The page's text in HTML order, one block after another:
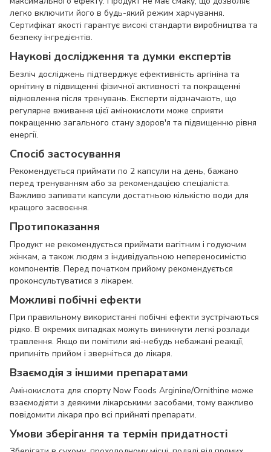
легко включити його в будь-який режим харчування.
Сертифікат якості гарантує високі стандарти виробництва та
безпеку інгредієнтів.
Наукові дослідження та думки експертів
Безліч досліджень підтверджує ефективність аргініна та
орнітину в підвищенні фізичної активності та покращенні
відновлення після тренувань. Експерти відзначають, що
регулярне вживання цієї амінокислоти може сприяти
покращенню загального стану здоров'я та підвищенню рівня
енергії.
Спосіб застосування
Рекомендується приймати по 2 капсули на день, бажано
перед тренуванням або за рекомендацією спеціаліста.
Важливо запивати капсули достатньою кількістю води для
кращого засвоєння.
Протипоказання
Продукт не рекомендується приймати вагітним і годуючим
жінкам, а також людям з індивідуальною непереносимістю
компонентів. Перед початком прийому рекомендується
проконсультуватися з лікарем.
Можливі побічні ефекти
При правильному використанні побічні ефекти зустрічаються
рідко. В окремих випадках можуть виникнути легкі розлади
травлення. Якщо ви помітили які-небудь небажані реакції,
припиніть прийом і зверніться до лікаря.
Взаємодія з іншими препаратами
Амінокислота для спорту Now Foods Arginine/Ornithine може
взаємодіяти з деякими лікарськими засобами, тому важливо
повідомити лікаря про всі прийняті препарати.
Умови зберігання та термін придатності